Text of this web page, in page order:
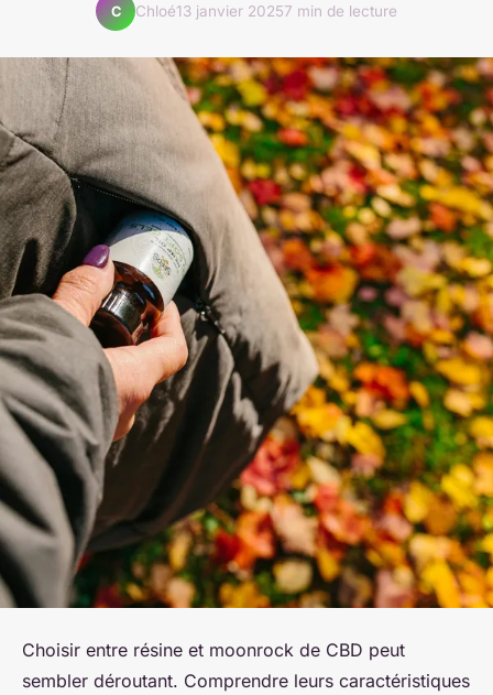
C Chloé13 janvier 20257 min de lecture
Choisir entre résine et moonrock de CBD peut
sembler déroutant. Comprendre leurs caractéristiques